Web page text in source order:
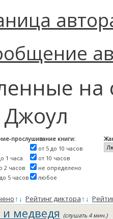
на
прослушивание книги:
1 часа
2 часов
5 часов
от 5 до 10 часов
от 10 часов
не определено
любое
↑ ↓ Рейтинг диктора↑ ↓
медведя (слушать 4 мин.)